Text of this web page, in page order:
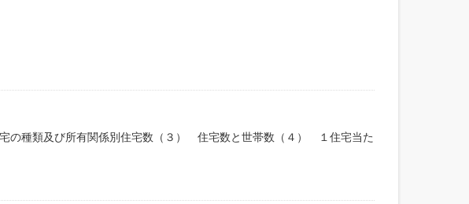
の種類及び所有関係別住宅数（３） 住宅数と世帯数（４） １住宅当た